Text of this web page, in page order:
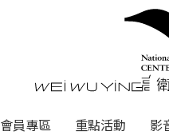
衛武營
會員專區 重點活動 影